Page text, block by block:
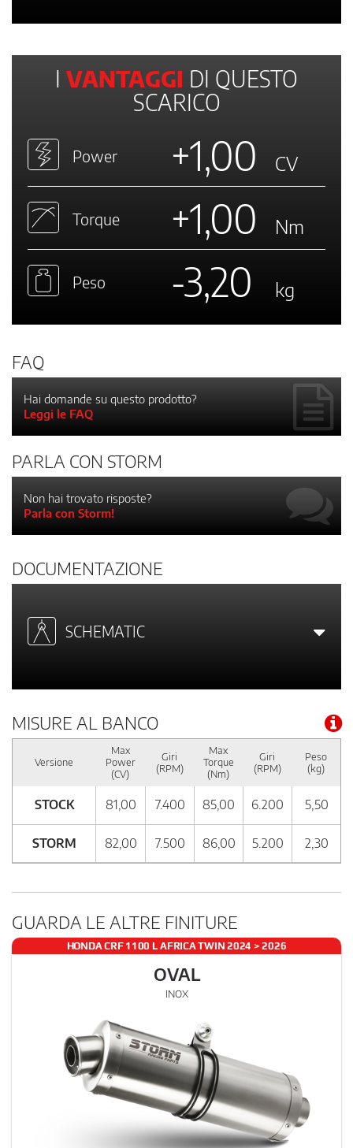
I VANTAGGI DI QUESTO
SCARICO
Power +1,00 CV
Torque +1,00 Nm
Peso -3,20 kg
FAQ
Hai domande su questo prodotto?
Leggi le FAQ
PARLA CON STORM
Non hai trovato risposte?
Parla con Storm!
DOCUMENTAZIONE
SCHEMATIC
MISURE AL BANCO
Versione
Max
Power
(CV)
Giri
(RPM)
Max
Torque
(Nm)
Giri
(RPM)
Peso
(kg)
STOCK 81,00 7.400 85,00 6.200 5,50
STORM 82,00 7.500 86,00 5.200 2,30
GUARDA LE ALTRE FINITURE
HONDA CRF 1100 L AFRICA TWIN 2024 > 2026
OVAL
INOX